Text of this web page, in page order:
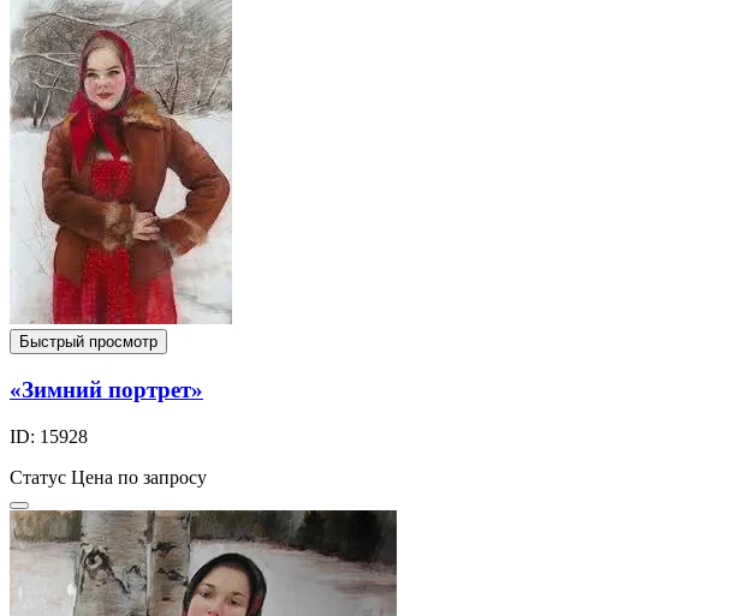
Быстрый просмотр
«Зимний портрет»
ID: 15928
Статус Цена по запросу